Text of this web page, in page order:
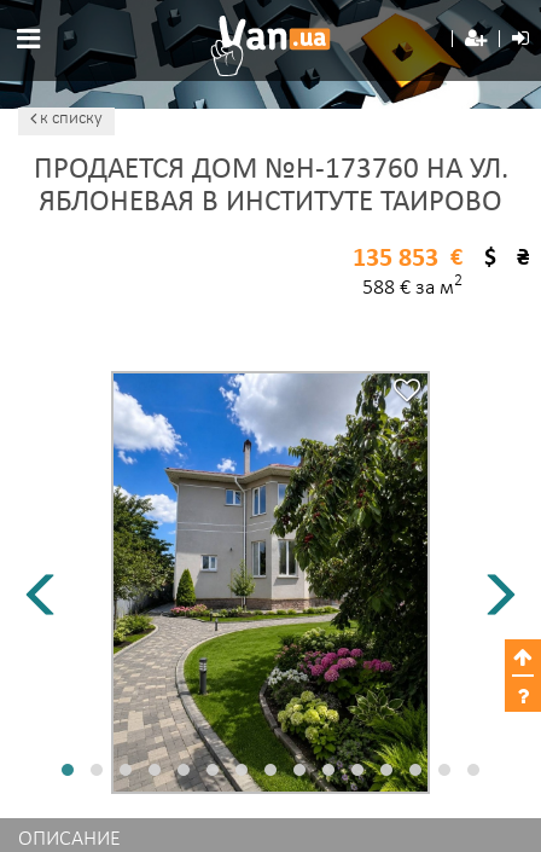
к списку
ПРОДАЕТСЯ ДОМ №H-173760 НА УЛ.
ЯБЛОНЕВАЯ В ИНСТИТУТЕ ТАИРОВО
$ ₴
€
135 853
588 € за м2
ОПИСАНИЕ